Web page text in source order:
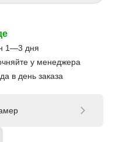
1—3 дня
у менеджера
в день заказа